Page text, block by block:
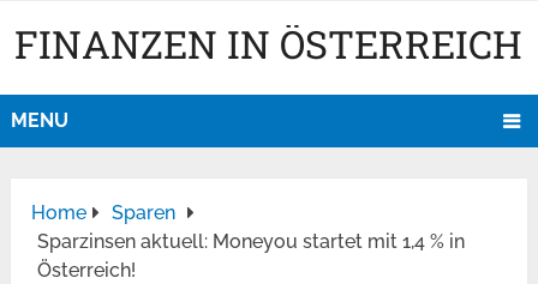
FINANZEN IN ÖSTERREICH
MENU
Home
Sparen
Sparzinsen aktuell: Moneyou startet mit 1,4 % in
Österreich!